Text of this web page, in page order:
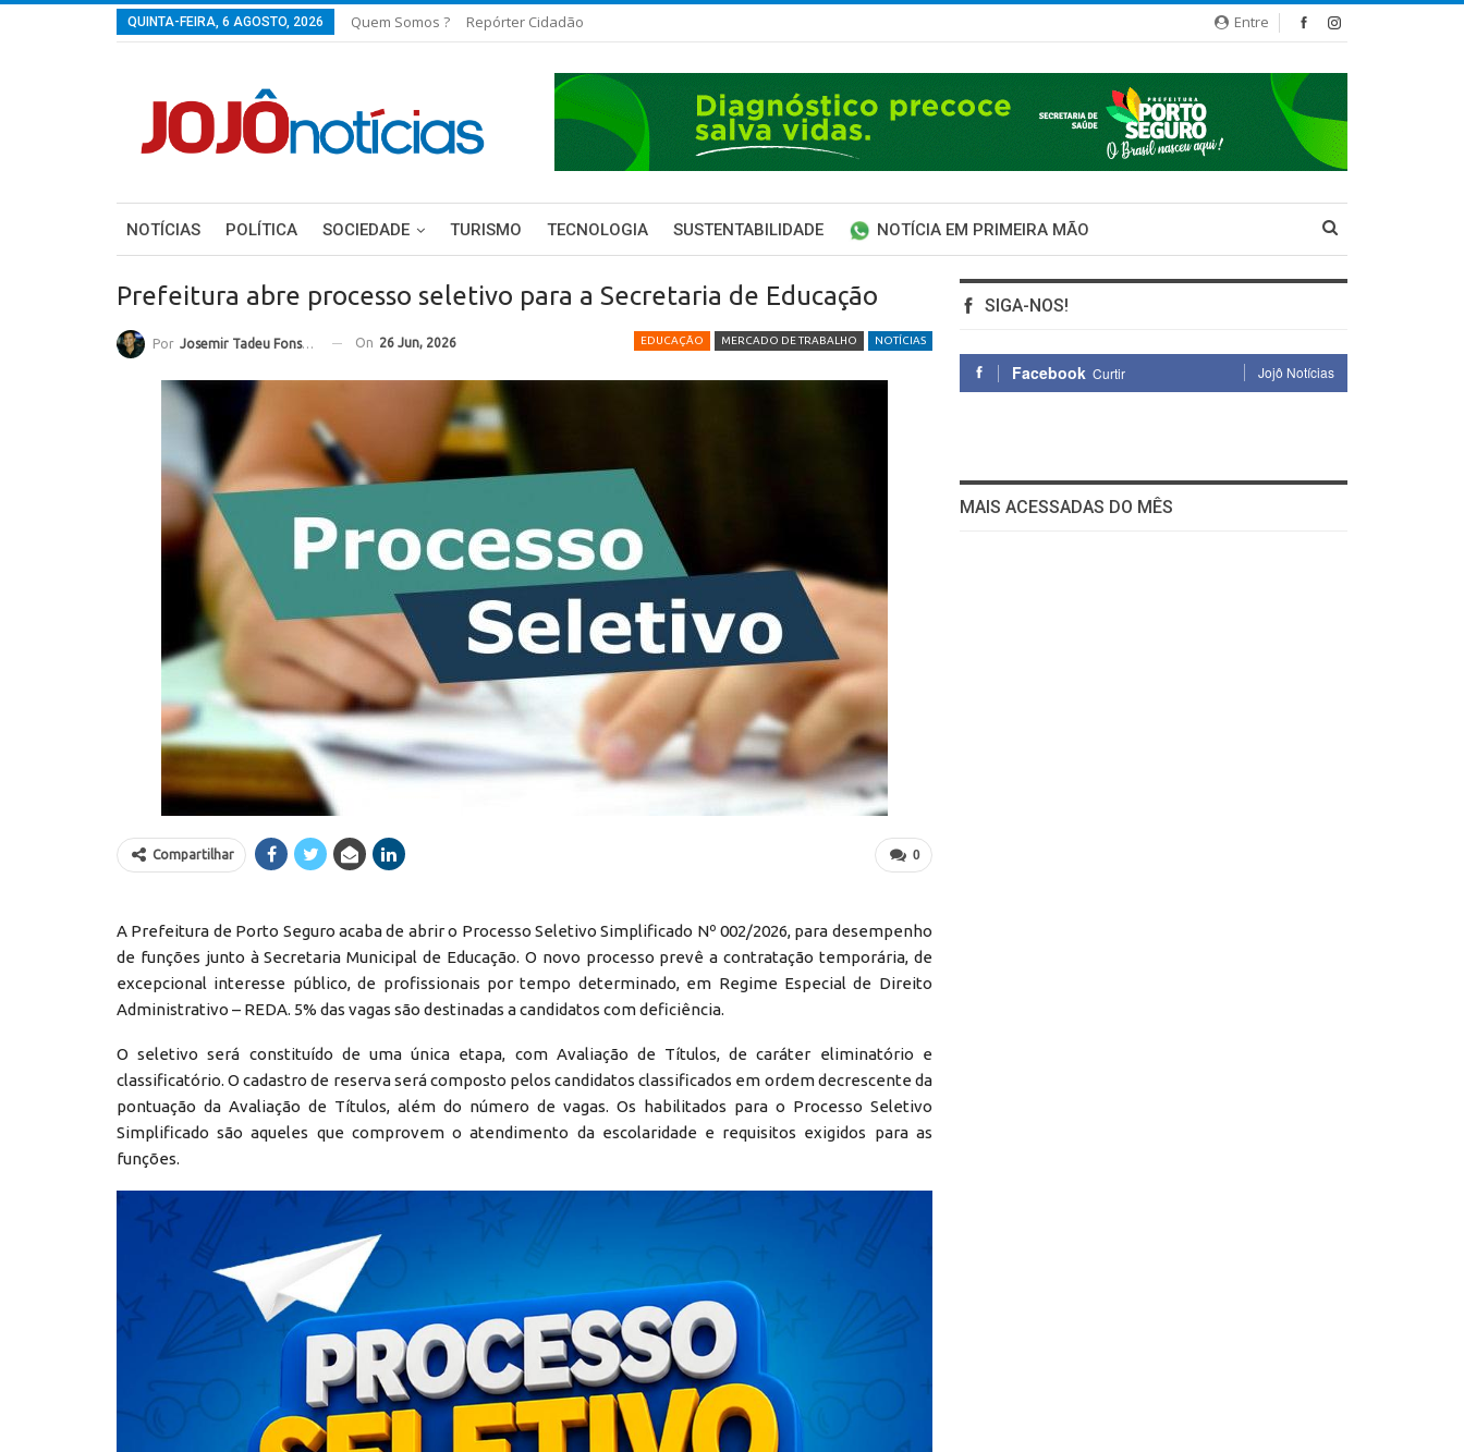
Entre
QUINTA-FEIRA, 6 AGOSTO, 2026 Quem Somos ? Repórter Cidadão
NOTÍCIAS POLÍTICA SOCIEDADE TURISMO TECNOLOGIA SUSTENTABILIDADE NOTÍCIA EM PRIMEIRA MÃO
Prefeitura abre processo seletivo para a Secretaria de Educação
EDUCAÇÃO MERCADO DE TRABALHO NOTÍCIAS
Por Josemir Tadeu Fonseca On 26 Jun, 2026
0
Compartilhar
A Prefeitura de Porto Seguro acaba de abrir o Processo Seletivo Simplificado Nº 002/2026, para desempenho
de funções junto à Secretaria Municipal de Educação. O novo processo prevê a contratação temporária, de
excepcional interesse público, de profissionais por tempo determinado, em Regime Especial de Direito
Administrativo – REDA. 5% das vagas são destinadas a candidatos com deficiência.
O seletivo será constituído de uma única etapa, com Avaliação de Títulos, de caráter eliminatório e
classificatório. O cadastro de reserva será composto pelos candidatos classificados em ordem decrescente da
pontuação da Avaliação de Títulos, além do número de vagas. Os habilitados para o Processo Seletivo
Simplificado são aqueles que comprovem o atendimento da escolaridade e requisitos exigidos para as
funções.
SIGA-NOS!
Facebook Curtir Jojô Notícias
MAIS ACESSADAS DO MÊS